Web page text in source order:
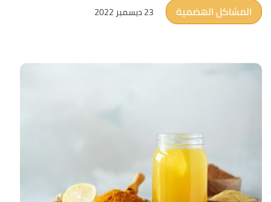
المشاكل الهضمية
23 ديسمبر 2022